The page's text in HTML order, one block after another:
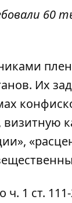
60
Их
1 ст. 111-